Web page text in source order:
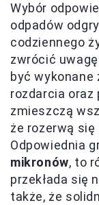
Wybór
odpadów
codziennego
zwrócić
być wykonane
rozdarcia oraz
zmieszczą
że rozerwą
Odpowiednia
mikronów, to
przekłada się
także, że